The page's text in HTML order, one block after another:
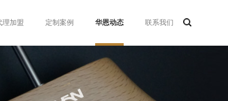
理加盟 定制案例 华恩动态 联系我们